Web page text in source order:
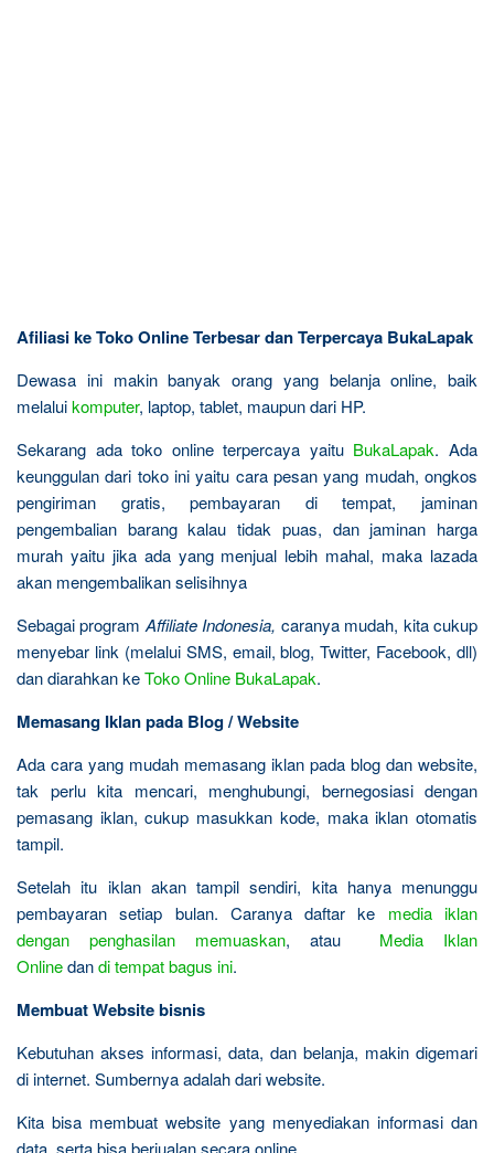
Afiliasi ke Toko Online Terbesar dan Terpercaya BukaLapak
Dewasa ini makin banyak orang yang belanja online, baik
melaluikomputer, laptop, tablet, maupun dari HP.
Sekarang ada toko online terpercaya yaitu BukaLapak. Ada
keunggulan dari toko ini yaitu cara pesan yang mudah, ongkos
pengiriman gratis, pembayaran di tempat, jaminan
pengembalian barang kalau tidak puas, dan jaminan harga
murah yaitu jika ada yang menjual lebih mahal, maka lazada
akan mengembalikan selisihnya
Sebagai program Affiliate Indonesia, caranya mudah, kita cukup
menyebar link (melalui SMS, email, blog, Twitter, Facebook, dll)
dan diarahkan keToko Online BukaLapak.
Memasang Iklan pada Blog / Website
Ada cara yang mudah memasang iklan pada blog dan website,
tak perlu kita mencari, menghubungi, bernegosiasi dengan
pemasang iklan, cukup masukkan kode, maka iklan otomatis
tampil.
Setelah itu iklan akan tampil sendiri, kita hanya menunggu
pembayaran setiap bulan. Caranya daftar ke media iklan
dengan penghasilan memuaskan, atau Media Iklan
Onlinedandi tempat bagus ini.
Membuat Website bisnis
Kebutuhan akses informasi, data, dan belanja, makin digemari
di internet. Sumbernya adalah dari website.
Kita bisa membuat website yang menyediakan informasi dan
data, serta bisa berjualan secara online.